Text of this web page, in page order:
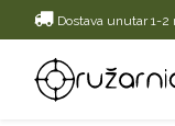
Dostava unutar 1-2